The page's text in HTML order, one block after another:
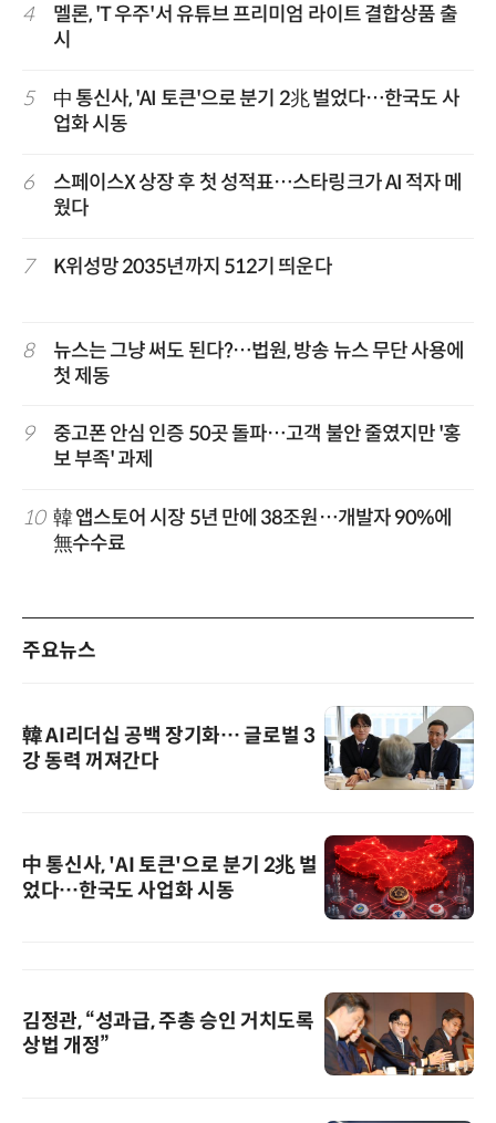
4
멜론, 'T 우주'서 유튜브 프리미엄 라이트 결합상품 출
시
5
中 통신사, 'AI 토큰'으로 분기 2兆 벌었다…한국도 사
업화 시동
6
스페이스X 상장 후 첫 성적표…스타링크가 AI 적자 메
웠다
7 K위성망 2035년까지 512기 띄운다
8
뉴스는 그냥 써도 된다?…법원, 방송 뉴스 무단 사용에
첫 제동
9
중고폰 안심 인증 50곳 돌파…고객 불안 줄였지만 '홍
보 부족' 과제
10 韓 앱스토어 시장 5년 만에 38조원…개발자 90%에
無수수료
주요뉴스
韓 AI리더십 공백 장기화… 글로벌 3
강 동력 꺼져간다
中 통신사, 'AI 토큰'으로 분기 2兆 벌
었다…한국도 사업화 시동
김정관, “성과급, 주총 승인 거치도록
상법 개정”